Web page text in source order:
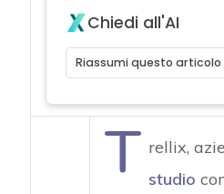
Chiedi all'AI
Riassumi questo articolo
T rellix,
studio